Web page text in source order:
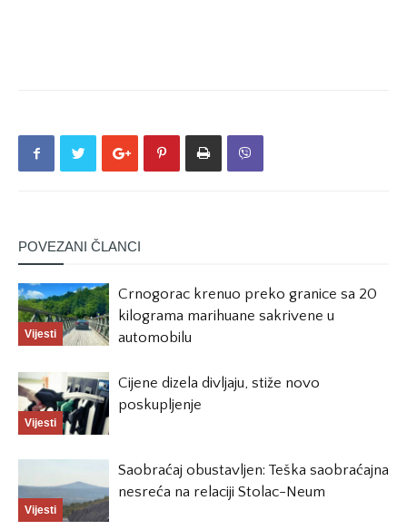
POVEZANI ČLANCI
Vijesti
Crnogorac krenuo preko granice sa 20
kilograma marihuane sakrivene u
automobilu
Vijesti
Cijene dizela divljaju, stiže novo
poskupljenje
Vijesti
Saobraćaj obustavljen: Teška saobraćajna
nesreća na relaciji Stolac-Neum